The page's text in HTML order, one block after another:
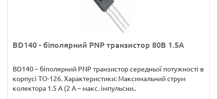
BD140 - біполярний PNP транзистор 80В 1.5А
BD140 – біполярний PNP транзистор середньої потужності в
корпусі TO-126. Характеристики: Максимальний струм
колектора 1.5 А (2 А – макс. імпульсни..